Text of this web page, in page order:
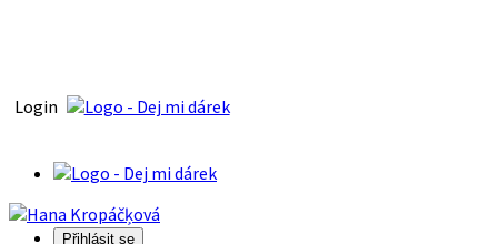
Login
Přihlásit se